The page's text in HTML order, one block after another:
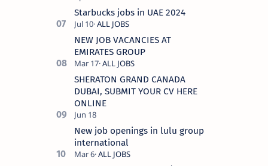
Starbucks jobs in UAE 2024
NEW JOB VACANCIES AT
EMIRATES GROUP
SHERATON GRAND CANADA
DUBAI, SUBMIT YOUR CV HERE
ONLINE
New job openings in lulu group
international